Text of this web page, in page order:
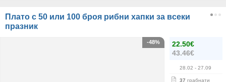
Плато с 50 или 100 броя рибни хапки за всеки
празник
22.50€
43.46€
28.02 - 27.09
37 грабнати
-48%